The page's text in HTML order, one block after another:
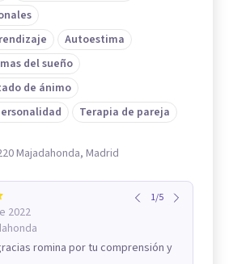
Autoestima
del sueño
de ánimo
Terapia de pareja
Majadahonda, Madrid
2022
1/5
romina por tu comprensión y